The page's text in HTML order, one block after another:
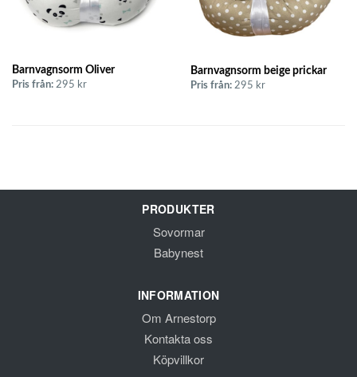
Barnvagnsorm Oliver
Pris från: 295 kr
Barnvagnsorm beige prickar
Pris från: 295 kr
PRODUKTER
Sovormar
Babynest
INFORMATION
Om Arnestorp
Kontakta oss
Köpvillkor